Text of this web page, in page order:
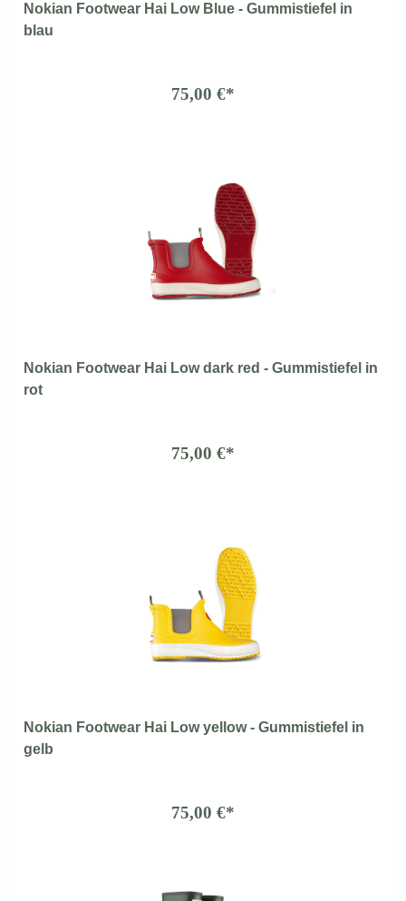
Nokian Footwear Hai Low Blue - Gummistiefel in
blau
75,00 €*
Nokian Footwear Hai Low dark red - Gummistiefel in
rot
75,00 €*
Nokian Footwear Hai Low yellow - Gummistiefel in
gelb
75,00 €*